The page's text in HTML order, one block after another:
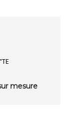
mesure